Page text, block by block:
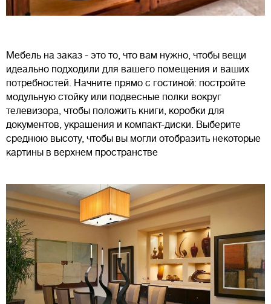
Мебель на заказ - это то, что вам нужно, чтобы вещи
идеально подходили для вашего помещения и ваших
потребностей. Начните прямо с гостиной: постройте
модульную стойку или подвесные полки вокруг
телевизора, чтобы положить книги, коробки для
документов, украшения и компакт-диски. Выберите
среднюю высоту, чтобы вы могли отобразить некоторые
картины в верхнем пространстве